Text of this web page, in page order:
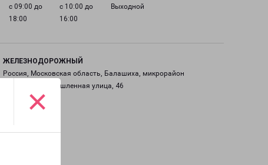
×
с 09:00 до
18:00
с 10:00 до
16:00
Выходной
ЖЕЛЕЗНОДОРОЖНЫЙ
Россия, Московская область, Балашиха, микрорайон
Саввино, Промышленная улица, 46
на карте
ТЕЛЕФОН